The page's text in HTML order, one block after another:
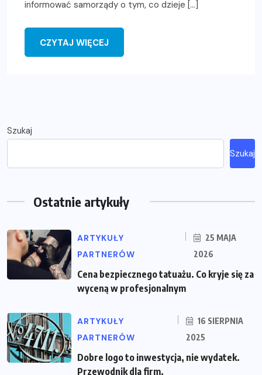
informować samorządy o tym, co dzieje […]
CZYTAJ WIĘCEJ
Szukaj
Szukaj
Ostatnie artykuły
ARTYKUŁY
PARTNERÓW
25 MAJA
2026
Cena bezpiecznego tatuażu. Co kryje się za
wyceną w profesjonalnym
ARTYKUŁY
PARTNERÓW
16 SIERPNIA
2025
Dobre logo to inwestycja, nie wydatek.
Przewodnik dla firm.